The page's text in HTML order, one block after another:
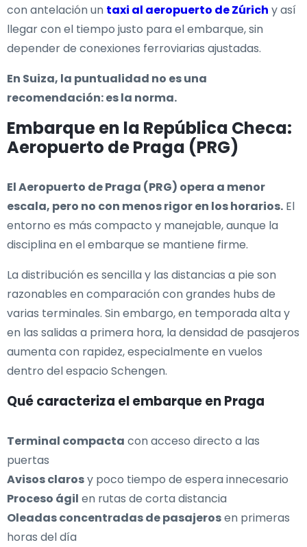
con antelación un taxi al aeropuerto de Zúrich y así
llegar con el tiempo justo para el embarque, sin
depender de conexiones ferroviarias ajustadas.
En Suiza, la puntualidad no es una
recomendación: es la norma.
Embarque en la República Checa:
Aeropuerto de Praga (PRG)
El Aeropuerto de Praga (PRG) opera a menor
escala, pero no con menos rigor en los horarios. El
entorno es más compacto y manejable, aunque la
disciplina en el embarque se mantiene firme.
La distribución es sencilla y las distancias a pie son
razonables en comparación con grandes hubs de
varias terminales. Sin embargo, en temporada alta y
en las salidas a primera hora, la densidad de pasajeros
aumenta con rapidez, especialmente en vuelos
dentro del espacio Schengen.
Qué caracteriza el embarque en Praga
Terminal compacta con acceso directo a las
puertas
Avisos clarosy poco tiempo de espera innecesario
Proceso ágil en rutas de corta distancia
Oleadas concentradas de pasajerosen primeras
horas del día